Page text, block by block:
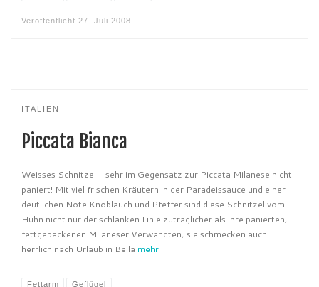
Veröffentlicht 27. Juli 2008
ITALIEN
Piccata Bianca
Weisses Schnitzel – sehr im Gegensatz zur Piccata Milanese nicht
paniert! Mit viel frischen Kräutern in der Paradeissauce und einer
deutlichen Note Knoblauch und Pfeffer sind diese Schnitzel vom
Huhn nicht nur der schlanken Linie zuträglicher als ihre panierten,
fettgebackenen Milaneser Verwandten, sie schmecken auch
herrlich nach Urlaub in Bella mehr
Fettarm Geflügel